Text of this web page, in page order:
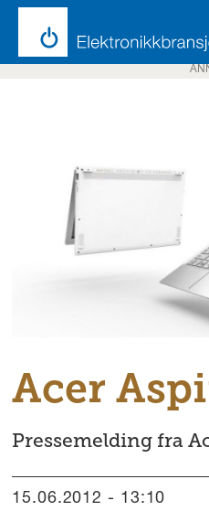
Acer
Pressemelding fra
15.06.2012 - 13:10